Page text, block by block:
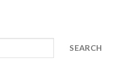
SEARCH